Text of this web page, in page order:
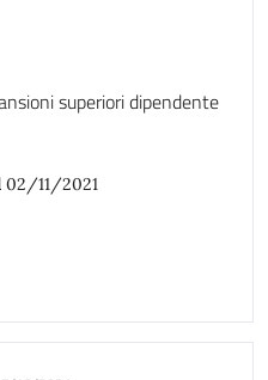
superiori dipendente
02/11/2021